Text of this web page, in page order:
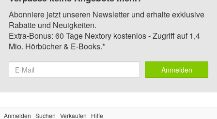
Abonniere jetzt unseren Newsletter und erhalte exklusive
Rabatte und Neuigkeiten.
Extra-Bonus: 60 Tage Nextory kostenlos - Zugriff auf 1,4
Mio. Hörbücher & E-Books.*
Anmelden
Anmelden Suchen Verkaufen Hilfe